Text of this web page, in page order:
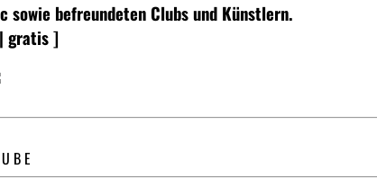
sowie befreundeten Clubs und Künstlern.
gratis ]
B E